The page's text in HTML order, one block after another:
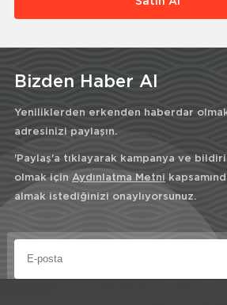
Bizden Haber Al
Yeniliklerden erkenden haberdar
adresinizi paylaşın.
'Paylaş'a tıklayarak kampanya ve
olmak için Aydınlatma Metni
almak istediğinizi onaylıyorsunuz.